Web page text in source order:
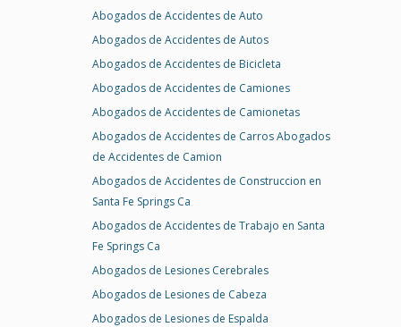
Abogados de Accidentes de Auto
Abogados de Accidentes de Autos
Abogados de Accidentes de Bicicleta
Abogados de Accidentes de Camiones
Abogados de Accidentes de Camionetas
Abogados de Accidentes de Carros Abogados
de Accidentes de Camion
Abogados de Accidentes de Construccion en
Santa Fe Springs Ca
Abogados de Accidentes de Trabajo en Santa
Fe Springs Ca
Abogados de Lesiones Cerebrales
Abogados de Lesiones de Cabeza
Abogados de Lesiones de Espalda